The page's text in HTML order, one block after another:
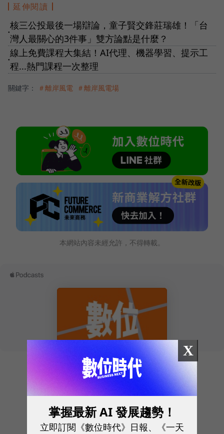
延伸閱讀
●
核三公投最後一場辯論，童子賢交鋒莊瑞雄！「台
灣人最關心的3件事」雙方論點是什麼？
●
線上免費課程大集結！AI代理、機器學習、提示工
程...熱門課程一次整理
關鍵字： ＃離岸風電 ＃離岸風電場
本網站內容未經允許，不得轉載。
往下滑看下一篇文章
X
掌握最新 AI 發展趨勢！
立即訂閱《數位時代》日報、《一天